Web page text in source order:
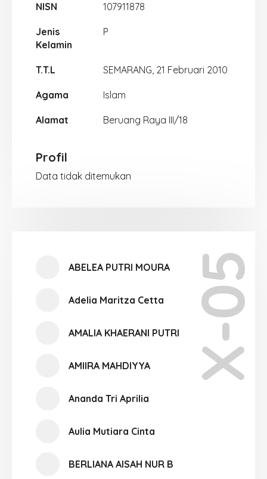
NISN 107911878
Jenis
Kelamin
P
T.T.L SEMARANG, 21 Februari 2010
Agama Islam
Alamat Beruang Raya III/18
Profil
Data tidak ditemukan
X-05
ABELEA PUTRI MOURA
Adelia Maritza Cetta
AMALIA KHAERANI PUTRI
AMIIRA MAHDIYYA
Ananda Tri Aprilia
Aulia Mutiara Cinta
BERLIANA AISAH NUR B